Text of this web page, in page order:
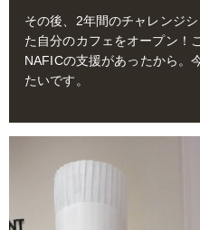
その後、2年間のチャレンジ
た自分のカフェをオープン！
NAFICの支援があったから。
たいです。